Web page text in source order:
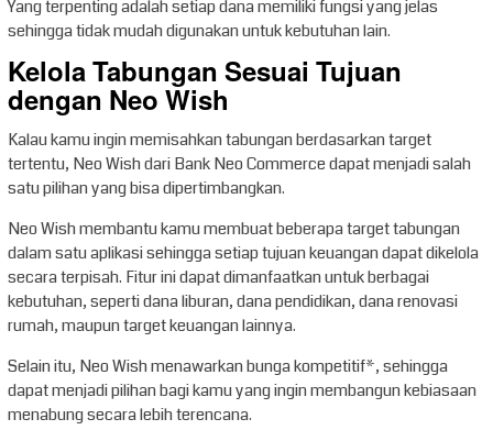
Yang terpenting adalah setiap dana memiliki fungsi yang jelas
sehingga tidak mudah digunakan untuk kebutuhan lain.
Kelola Tabungan Sesuai Tujuan
dengan Neo Wish
Kalau kamu ingin memisahkan tabungan berdasarkan target
tertentu, Neo Wish dari Bank Neo Commerce dapat menjadi salah
satu pilihan yang bisa dipertimbangkan.
Neo Wish membantu kamu membuat beberapa target tabungan
dalam satu aplikasi sehingga setiap tujuan keuangan dapat dikelola
secara terpisah. Fitur ini dapat dimanfaatkan untuk berbagai
kebutuhan, seperti dana liburan, dana pendidikan, dana renovasi
rumah, maupun target keuangan lainnya.
Selain itu, Neo Wish menawarkan bunga kompetitif*, sehingga
dapat menjadi pilihan bagi kamu yang ingin membangun kebiasaan
menabung secara lebih terencana.